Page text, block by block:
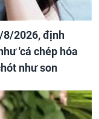
8/2026, định
'cá chép hóa
như son